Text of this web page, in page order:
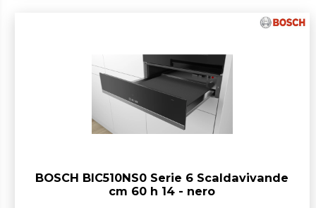
BOSCH BIC510NS0 Serie 6 Scaldavivande
cm 60 h 14 - nero